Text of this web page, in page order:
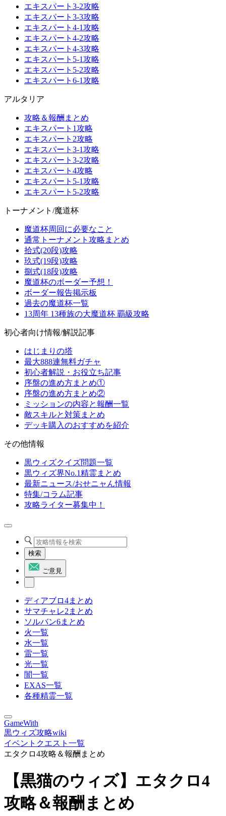
エキスパート3-2攻略
エキスパート3-3攻略
エキスパート4-1攻略
エキスパート4-2攻略
エキスパート4-3攻略
エキスパート5-1攻略
エキスパート5-2攻略
エキスパート6-1攻略
アルタリア
攻略＆報酬まとめ
エキスパート1攻略
エキスパート2攻略
エキスパート3-1攻略
エキスパート3-2攻略
エキスパート4攻略
エキスパート5-1攻略
エキスパート5-2攻略
トーナメント/魔道杯
魔道杯周回に必要なこと
通常トーナメント攻略まとめ
拾式(20段)攻略
玖式(19段)攻略
捌式(18段)攻略
魔道杯のボーダー予想！
ボーダー報告掲示板
過去の魔道杯一覧
13周年 13種族の大魔道杯 覇級攻略
初心者向け情報/解説記事
はじまりの塔
最大888連無料ガチャ
初心者解説・お役立ち記事
序盤の進め方まとめ①
序盤の進め方まとめ②
ミッションの内容と報酬一覧
敵スキルと対策まとめ
デッキ購入のおすすめを紹介
その他情報
黒ウィズクイズ問題一覧
黒ウィズ界No.1精霊まとめ
最新ニュース/おせニャん情報
特集/コラム記事
攻略ライター募集中！
検索
ご意見
ディアブロ4まとめ
サマチャレ2まとめ
ソルバン6まとめ
火一覧
水一覧
雷一覧
光一覧
闇一覧
EXAS一覧
各種精霊一覧
GameWith
黒ウィズ攻略wiki
イベントクエスト一覧
エタクロ4攻略＆報酬まとめ
【黒猫のウィズ】エタクロ4
攻略＆報酬まとめ